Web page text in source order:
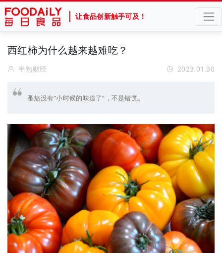
让食品创新触手可及！
西红柿为什么越来越难吃？
半熟财经 2023.01.30
番茄没有“小时候的味道了”，不是错觉。